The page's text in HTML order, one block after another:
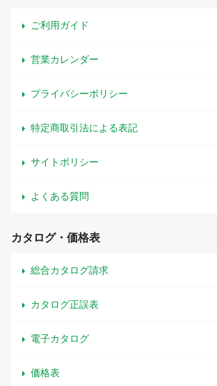
ご利用ガイド
営業カレンダー
プライバシーポリシー
特定商取引法による表記
サイトポリシー
よくある質問
カタログ・価格表
総合カタログ請求
カタログ正誤表
電子カタログ
価格表